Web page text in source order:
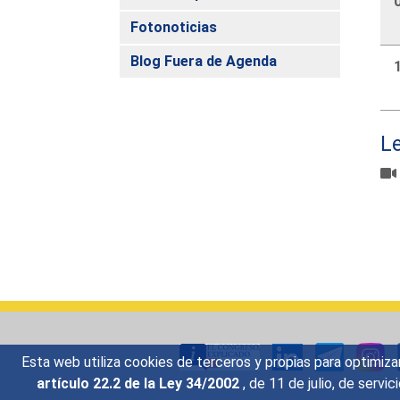
Esta web utiliza cookies de terceros y propias para
artículo 22.2 de la Ley 34/2002 , de 11 de julio, de
Fotonoticias
Blog Fuera de Agenda